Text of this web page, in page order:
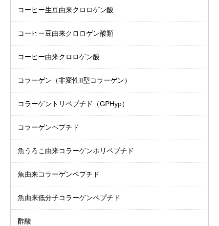
コーヒー生豆由来クロロゲン酸
コーヒー豆由来クロロゲン酸類
コーヒー由来クロロゲン酸
コラーゲン （非変性II型コラーゲン）
コラーゲントリペプチド （GPHyp）
コラーゲンペプチド
魚うろこ由来コラーゲンポリペプチド
魚由来コラーゲンペプチド
魚由来低分子コラーゲンペプチド
酢酸